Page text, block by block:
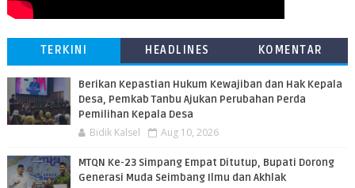
TERKINI HEADLINES KOMENTAR
Berikan Kepastian Hukum Kewajiban dan Hak Kepala
Desa, Pemkab Tanbu Ajukan Perubahan Perda
Pemilihan Kepala Desa
Bidik Kalsel Aug 10, 2026
MTQN Ke-23 Simpang Empat Ditutup, Bupati Dorong
Generasi Muda Seimbang Ilmu dan Akhlak